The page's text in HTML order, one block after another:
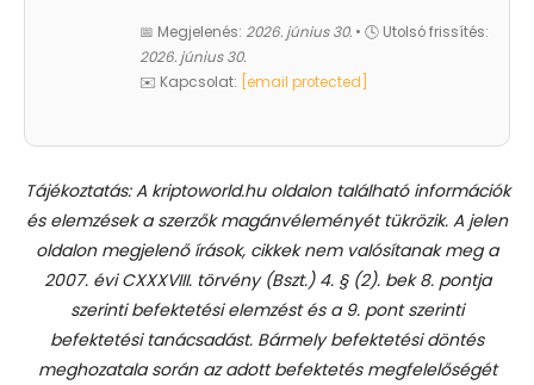
📅 Megjelenés: 2026. június 30. • 🕓 Utolsó frissítés:
2026. június 30.
✉️ Kapcsolat:
[email protected]
Tájékoztatás: A kriptoworld.hu oldalon található információk
és elemzések a szerzők magánvéleményét tükrözik. A jelen
oldalon megjelenő írások, cikkek nem valósítanak meg a
2007. évi CXXXVIII. törvény (Bszt.) 4. § (2). bek 8. pontja
szerinti befektetési elemzést és a 9. pont szerinti
befektetési tanácsadást. Bármely befektetési döntés
meghozatala során az adott befektetés megfelelőségét